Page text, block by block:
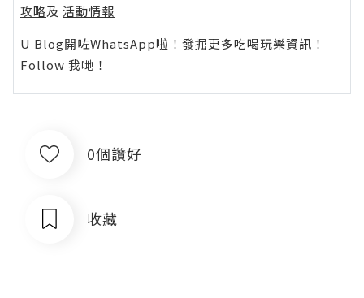
攻略及 活動情報
U Blog開咗WhatsApp啦！發掘更多吃喝玩樂資訊！
Follow 我哋 ！
0個讚好
收藏